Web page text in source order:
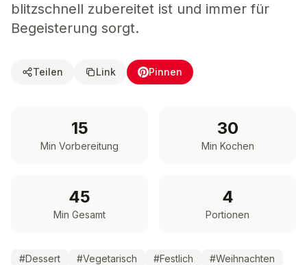
blitzschnell zubereitet ist und immer für
Begeisterung sorgt.
Teilen Link Pinnen
15
Min Vorbereitung
30
Min Kochen
45
Min Gesamt
4
Portionen
#Dessert #Vegetarisch #Festlich #Weihnachten